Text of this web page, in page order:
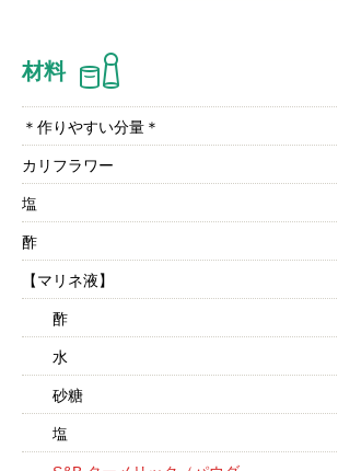
材料
＊作りやすい分量＊
カリフラワー
塩
酢
【マリネ液】
酢
水
砂糖
塩